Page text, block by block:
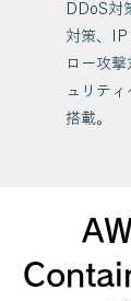
DDoS対
対策、IP
ロー攻
ュリテ
搭載。